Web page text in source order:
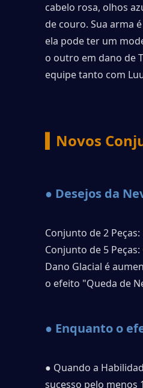
cabelo rosa, olhos
de couro. Sua arma
ela pode ter um
o outro em dano de
equipe tanto com
▍Novos
● Desejos da
Conjunto de 2
Conjunto de 5
Dano Glacial é
o efeito "Queda de
● Enquanto o
● Quando a
sucesso pelo menos